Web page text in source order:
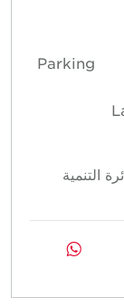
Parking
التنمية